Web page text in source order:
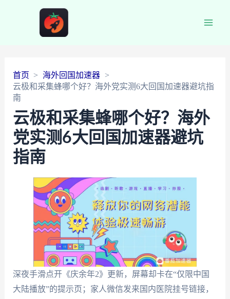
首页
海外回国加速器
云极和采集蜂哪个好？海外党实测6大回国加速器避坑指
南
云极和采集蜂哪个好？海外
党实测6大回国加速器避坑
指南
深夜手滑点开《庆余年2》更新，屏幕却卡在“仅限中国
大陆播放”的提示页；家人微信发来国内医院挂号链接，